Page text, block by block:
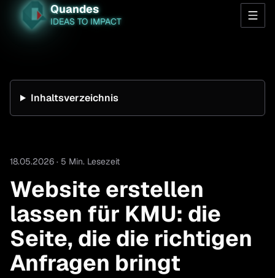
Quandes
IDEAS TO IMPACT
Inhaltsverzeichnis
18.05.2026 · 5 Min. Lesezeit
Website erstellen
lassen für KMU: die
Seite, die die richtigen
Anfragen bringt